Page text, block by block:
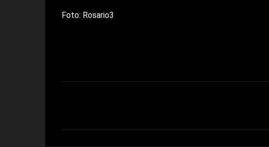
Foto: Rosario3